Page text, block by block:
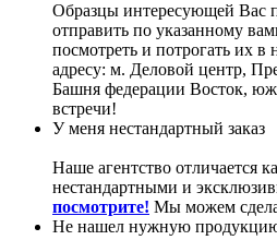
Образцы интересующей Вас
отправить по указанному
посмотреть и потрогать их
адресу: м. Деловой центр,
Башня федерации Восток,
встречи!
У меня нестандартный заказ
Наше агентство отличается
нестандартными и
посмотрите! Мы можем
Не нашел нужную